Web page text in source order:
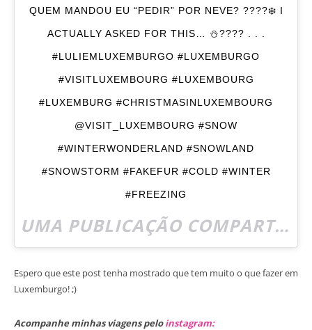
QUEM MANDOU EU “PEDIR” POR NEVE? ????❄️ I
ACTUALLY ASKED FOR THIS… ⛄️???? . . .
#LULIEMLUXEMBURGO #LUXEMBURGO
#VISITLUXEMBOURG #LUXEMBOURG
#LUXEMBURG #CHRISTMASINLUXEMBOURG
@VISIT_LUXEMBOURG #SNOW
#WINTERWONDERLAND #SNOWLAND
#SNOWSTORM #FAKEFUR #COLD #WINTER
#FREEZING
UMA PUBLICAÇÃO COMPARTILHADA POR
Espero que este post tenha mostrado que tem muito o que fazer em
Luxemburgo! ;)
Acompanhe minhas viagens peloinstagram: